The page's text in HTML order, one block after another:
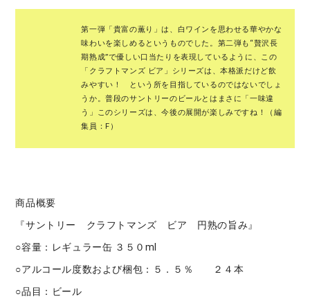
第一弾「貴富の薫り」は、白ワインを思わせる華やかな
味わいを楽しめるというものでした。第二弾も“贅沢長
期熟成”で優しい口当たりを表現しているように、この
「クラフトマンズ ビア」シリーズは、本格派だけど飲
みやすい！ という所を目指しているのではないでしょ
うか。普段のサントリーのビールとはまさに「一味違
う」このシリーズは、今後の展開が楽しみですね！（編
集員：F）
商品概要
『サントリー クラフトマンズ ビア 円熟の旨み』
○容量：レギュラー缶 ３５０ml
○アルコール度数および梱包：５．５％ ２４本
○品目：ビール